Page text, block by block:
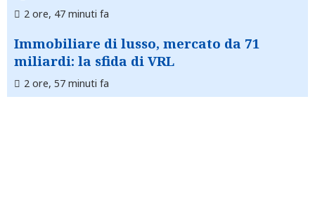
2 ore, 47 minuti fa
Immobiliare di lusso, mercato da 71
miliardi: la sfida di VRL
2 ore, 57 minuti fa